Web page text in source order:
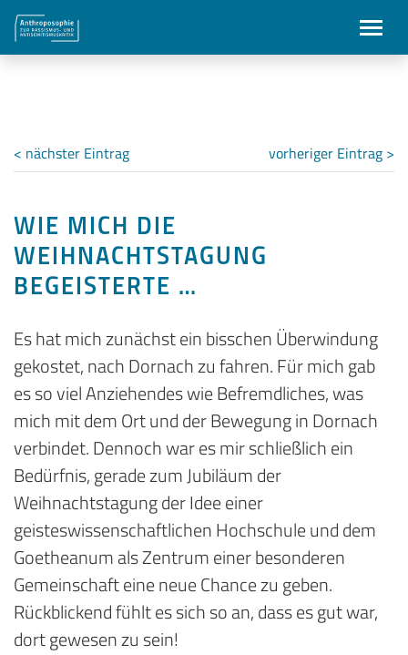
< nächster Eintrag vorheriger Eintrag >
WIE MICH DIE
WEIHNACHTSTAGUNG
BEGEISTERTE …
Es hat mich zunächst ein bisschen Überwindung
gekostet, nach Dornach zu fahren. Für mich gab
es so viel Anziehendes wie Befremdliches, was
mich mit dem Ort und der Bewegung in Dornach
verbindet. Dennoch war es mir schließlich ein
Bedürfnis, gerade zum Jubiläum der
Weihnachtstagung der Idee einer
geisteswissenschaftlichen Hochschule und dem
Goetheanum als Zentrum einer besonderen
Gemeinschaft eine neue Chance zu geben.
Rückblickend fühlt es sich so an, dass es gut war,
dort gewesen zu sein!